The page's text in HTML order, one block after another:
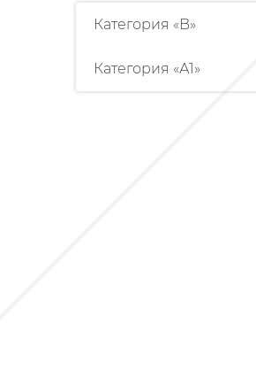
Категория «B»
Категория «А1»